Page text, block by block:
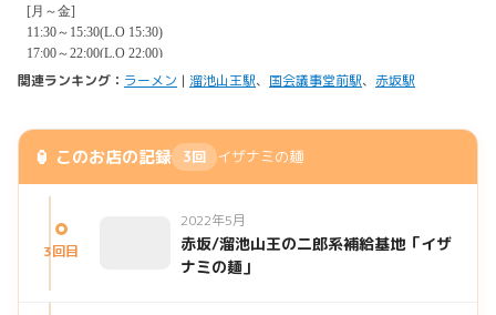
関連ランキング： ラーメン | 溜池山王駅、 国会議事堂前駅、 赤坂駅
🏮 このお店の記録 3回 イザナミの麺
3回目
2022年5月
赤坂/溜池山王の二郎系補給基地「イザ
ナミの麺」